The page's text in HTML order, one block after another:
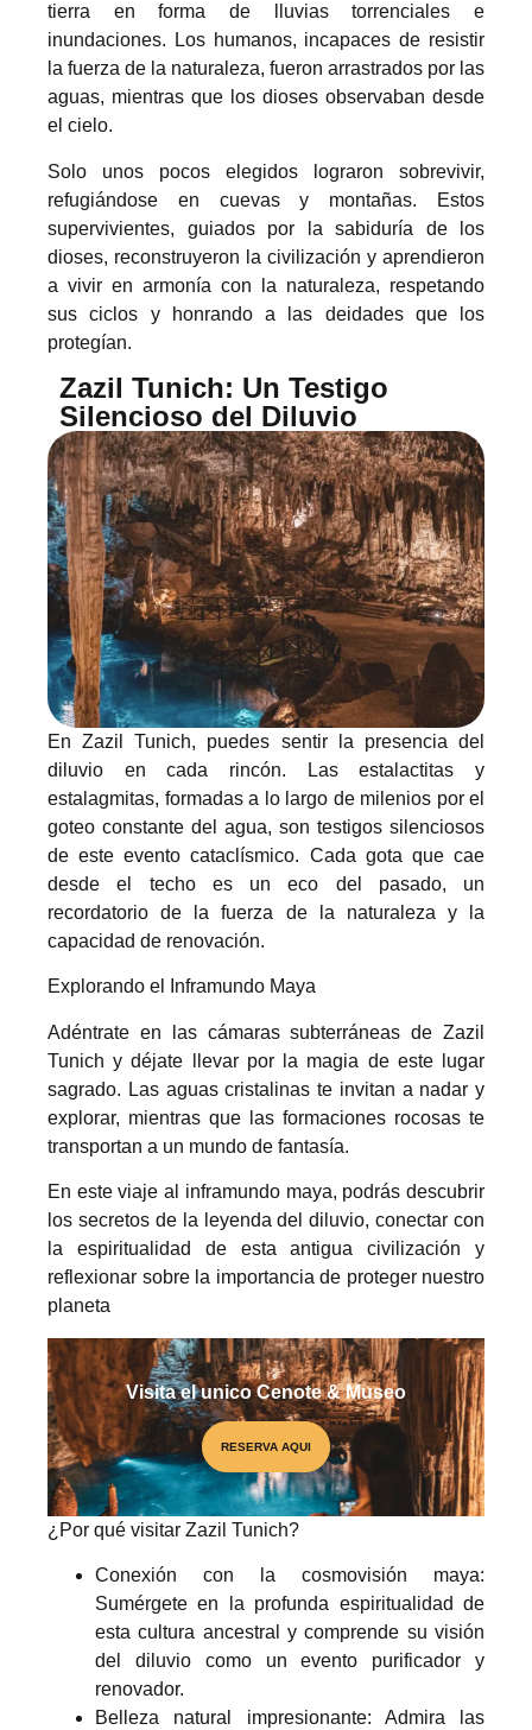
tierra en forma de lluvias torrenciales e
inundaciones. Los humanos, incapaces de resistir
la fuerza de la naturaleza, fueron arrastrados por las
aguas, mientras que los dioses observaban desde
el cielo.
Solo unos pocos elegidos lograron sobrevivir,
refugiándose en cuevas y montañas. Estos
supervivientes, guiados por la sabiduría de los
dioses, reconstruyeron la civilización y aprendieron
a vivir en armonía con la naturaleza, respetando
sus ciclos y honrando a las deidades que los
protegían.
Zazil Tunich: Un Testigo
Silencioso del Diluvio
En Zazil Tunich, puedes sentir la presencia del
diluvio en cada rincón. Las estalactitas y
estalagmitas, formadas a lo largo de milenios por el
goteo constante del agua, son testigos silenciosos
de este evento cataclísmico. Cada gota que cae
desde el techo es un eco del pasado, un
recordatorio de la fuerza de la naturaleza y la
capacidad de renovación.
Explorando el Inframundo Maya
Adéntrate en las cámaras subterráneas de Zazil
Tunich y déjate llevar por la magia de este lugar
sagrado. Las aguas cristalinas te invitan a nadar y
explorar, mientras que las formaciones rocosas te
transportan a un mundo de fantasía.
En este viaje al inframundo maya, podrás descubrir
los secretos de la leyenda del diluvio, conectar con
la espiritualidad de esta antigua civilización y
reflexionar sobre la importancia de proteger nuestro
planeta
Visita el unico Cenote & Museo
RESERVA AQUI
¿Por qué visitar Zazil Tunich?
Conexión con la cosmovisión maya:
Sumérgete en la profunda espiritualidad de
esta cultura ancestral y comprende su visión
del diluvio como un evento purificador y
renovador.
Belleza natural impresionante: Admira las